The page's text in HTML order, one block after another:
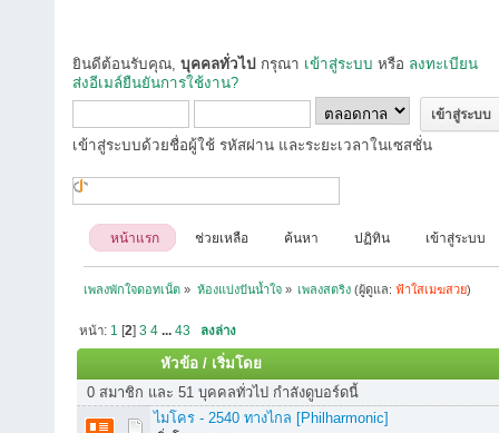
ยินดีต้อนรับคุณ, บุคคลทั่วไป กรุณา เข้าสู่ระบบ หรือ ลงทะเบียน
ส่งอีเมล์ยืนยันการใช้งาน?
เข้าสู่ระบบด้วยชื่อผู้ใช้ รหัสผ่าน และระยะเวลาในเซสชั่น
หน้าแรก ช่วยเหลือ ค้นหา ปฏิทิน เข้าสู่ระบบ
เพลงพักใจดอทเน็ต » ห้องแบ่งปันน้ำใจ» เพลงสตริง (ผู้ดูแล:ฟ้าใสเมฆสวย)
หน้า: 1 [2]3 4 ...43 ลงล่าง
หัวข้อ / เริ่มโดย
0 สมาชิก และ 51 บุคคลทั่วไป กำลังดูบอร์ดนี้
ไมโคร - 2540 ทางไกล [Philharmonic]